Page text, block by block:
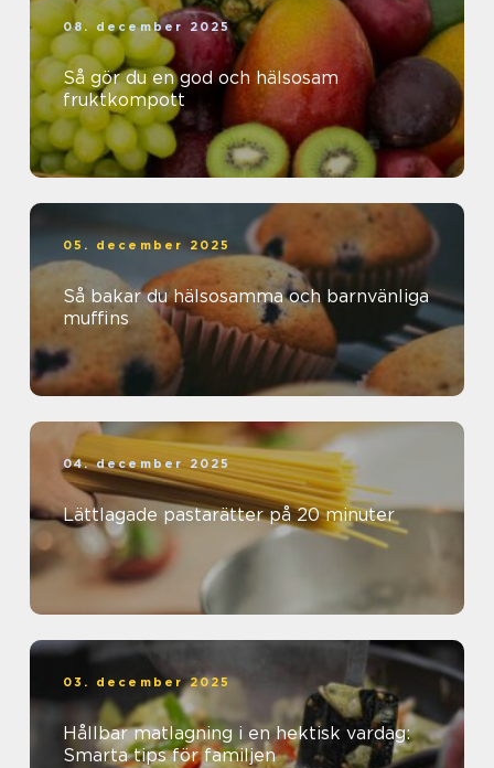
08. december 2025
Så gör du en god och hälsosam
fruktkompott
05. december 2025
Så bakar du hälsosamma och barnvänliga
muffins
04. december 2025
Lättlagade pastarätter på 20 minuter
03. december 2025
Hållbar matlagning i en hektisk vardag:
Smarta tips för familjen